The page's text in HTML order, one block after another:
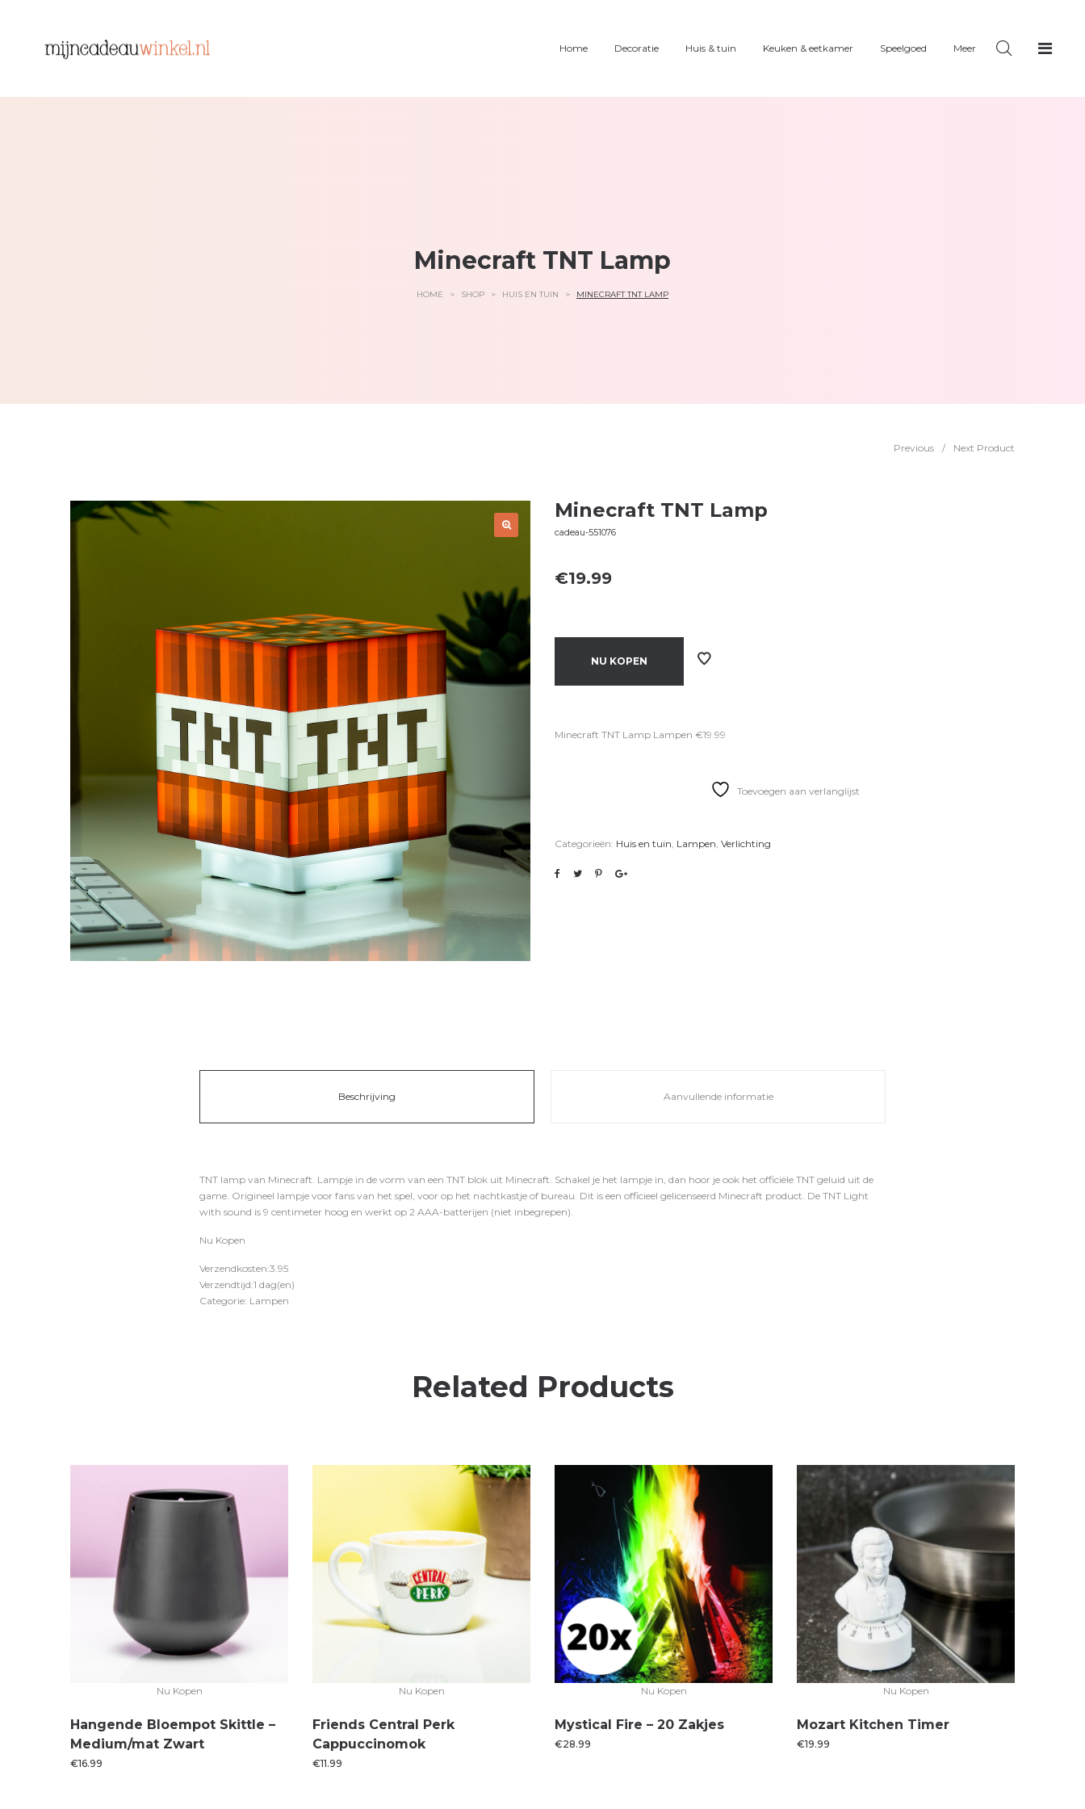
Home Decoratie Huis & tuin Keuken & eetkamer Speelgoed Meer
Minecraft TNT Lamp
HOME > SHOP > HUIS EN TUIN > MINECRAFT TNT LAMP
Previous / Next Product
Minecraft TNT Lamp
cadeau-551076
€19.99
NU KOPEN
Minecraft TNT Lamp Lampen €19.99
Toevoegen aan verlanglijst
Categorieën: Huis en tuin, Lampen, Verlichting
Beschrijving Aanvullende informatie
TNT lamp van Minecraft. Lampje in de vorm van een TNT blok uit Minecraft. Schakel je het lampje in, dan hoor je ook het officiële TNT geluid uit de
game. Origineel lampje voor fans van het spel, voor op het nachtkastje of bureau. Dit is een officieel gelicenseerd Minecraft product. De TNT Light
with sound is 9 centimeter hoog en werkt op 2 AAA-batterijen (niet inbegrepen).
Nu Kopen
Verzendkosten:3.95
Verzendtijd:1 dag(en)
Categorie: Lampen
Related Products
Nu Kopen
Hangende Bloempot Skittle –
Medium/mat Zwart
€16.99
Nu Kopen
Friends Central Perk
Cappuccinomok
€11.99
Nu Kopen
Mystical Fire – 20 Zakjes
€28.99
Nu Kopen
Mozart Kitchen Timer
€19.99